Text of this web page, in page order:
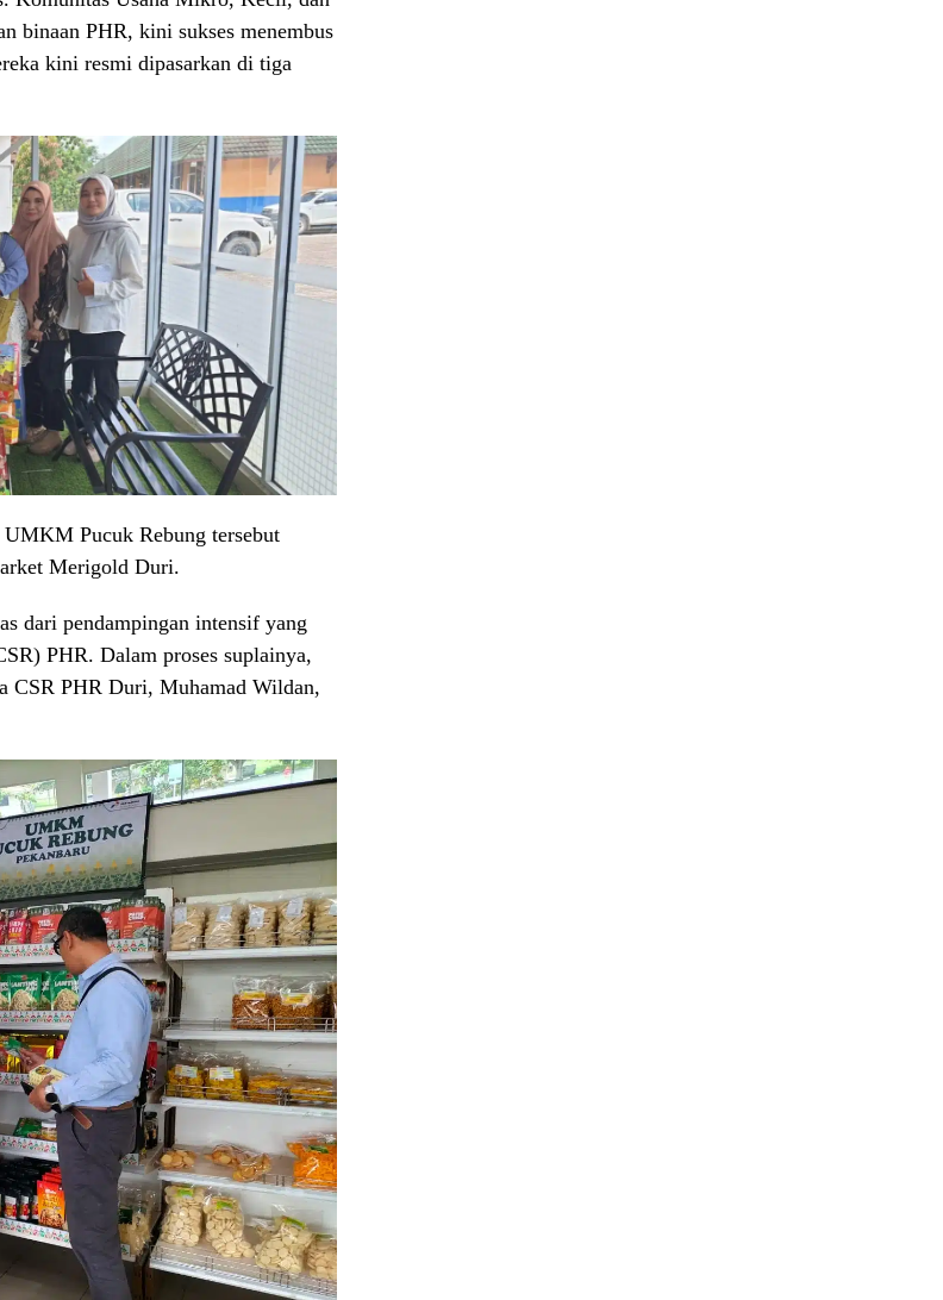
binaan PHR, kini sukses menembus
kini resmi dipasarkan di tiga
Pucuk Rebung tersebut
Merigold Duri.
dari pendampingan intensif yang
PHR. Dalam proses suplainya,
CSR PHR Duri, Muhamad Wildan,